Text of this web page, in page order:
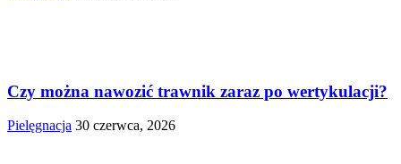
Czy można nawozić trawnik zaraz po wertykulacji?
Pielęgnacja 30 czerwca, 2026